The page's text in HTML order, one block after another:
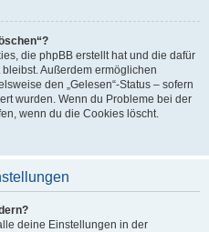
die phpBB erstellt hat und die dafür
Außerdem ermöglichen
den „Gelesen“-Status – sofern
wurden. Wenn du Probleme bei der
wenn du die Cookies löscht.
deine Einstellungen in der